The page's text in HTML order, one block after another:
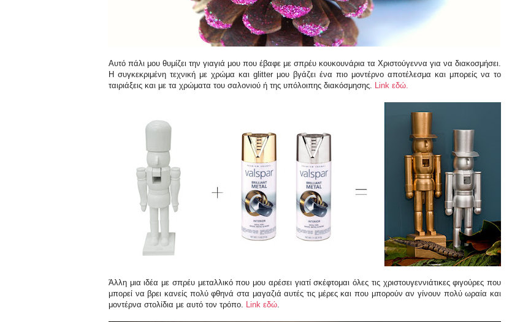
Αυτό πάλι μου θυμίζει την γιαγιά μου που έβαφε με σπρέυ κουκουνάρια τα Χριστούγεννα για να διακοσμήσει.
Η συγκεκριμένη τεχνική με χρώμα και glitter μου βγάζει ένα πιο μοντέρνο αποτέλεσμα και μπορείς να το
ταιριάξεις και με τα χρώματα του σαλονιού ή της υπόλοιπης διακόσμησης. Link εδώ.
Άλλη μια ιδέα με σπρέυ μεταλλικό που μου αρέσει γιατί σκέφτομαι όλες τις χριστουγεννιάτικες φιγούρες που
μπορεί να βρει κανείς πολύ φθηνά στα μαγαζιά αυτές τις μέρες και που μπορούν αν γίνουν πολύ ωραία και
μοντέρνα στολίδια με αυτό τον τρόπο.
Link εδώ